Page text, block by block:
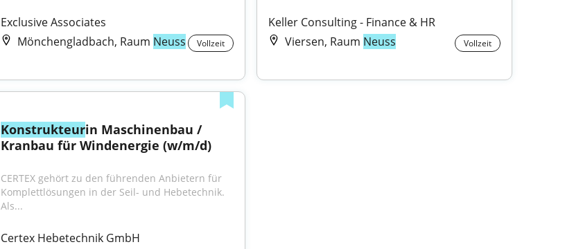
Exclusive Associates
Mönchengladbach, Raum Neuss Vollzeit
Keller Consulting - Finance & HR
Viersen, Raum Neuss Vollzeit
Konstrukteurin Maschinenbau /
Kranbau für Windenergie (w/m/d)
CERTEX gehört zu den führenden Anbietern für
Komplettlösungen in der Seil- und Hebetechnik.
Als...
Certex Hebetechnik GmbH